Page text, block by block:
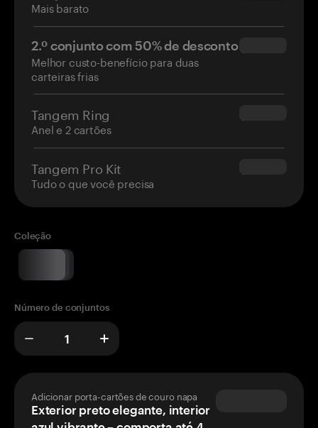
Mais barato
2.º conjunto com 50% de desconto
Melhor custo-benefício para duas
carteiras frias
$34.95
Tangem Ring
Anel e 2 cartões
$160.00
Tangem Pro Kit
Tudo o que você precisa
$180.00
Coleção
Número de conjuntos
Adicionar porta-cartões de couro napa
Exterior preto elegante, interior